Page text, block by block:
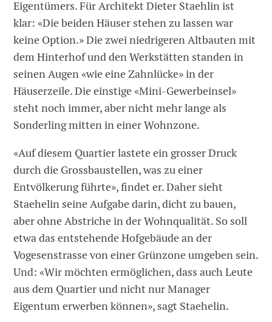
Eigentümers. Für Architekt Dieter Staehlin ist
klar: «Die beiden Häuser stehen zu lassen war
keine Option.» Die zwei niedrigeren Altbauten mit
dem Hinterhof und den Werkstätten standen in
seinen Augen «wie eine Zahnlücke» in der
Häuserzeile. Die einstige «Mini-Gewerbeinsel»
steht noch immer, aber nicht mehr lange als
Sonderling mitten in einer Wohnzone.
«Auf diesem Quartier lastete ein grosser Druck
durch die Grossbaustellen, was zu einer
Entvölkerung führte», findet er. Daher sieht
Staehelin seine Aufgabe darin, dicht zu bauen,
aber ohne Abstriche in der Wohnqualität. So soll
etwa das entstehende Hofgebäude an der
Vogesenstrasse von einer Grünzone umgeben sein.
Und: «Wir möchten ermöglichen, dass auch Leute
aus dem Quartier und nicht nur Manager
Eigentum erwerben können», sagt Staehelin.